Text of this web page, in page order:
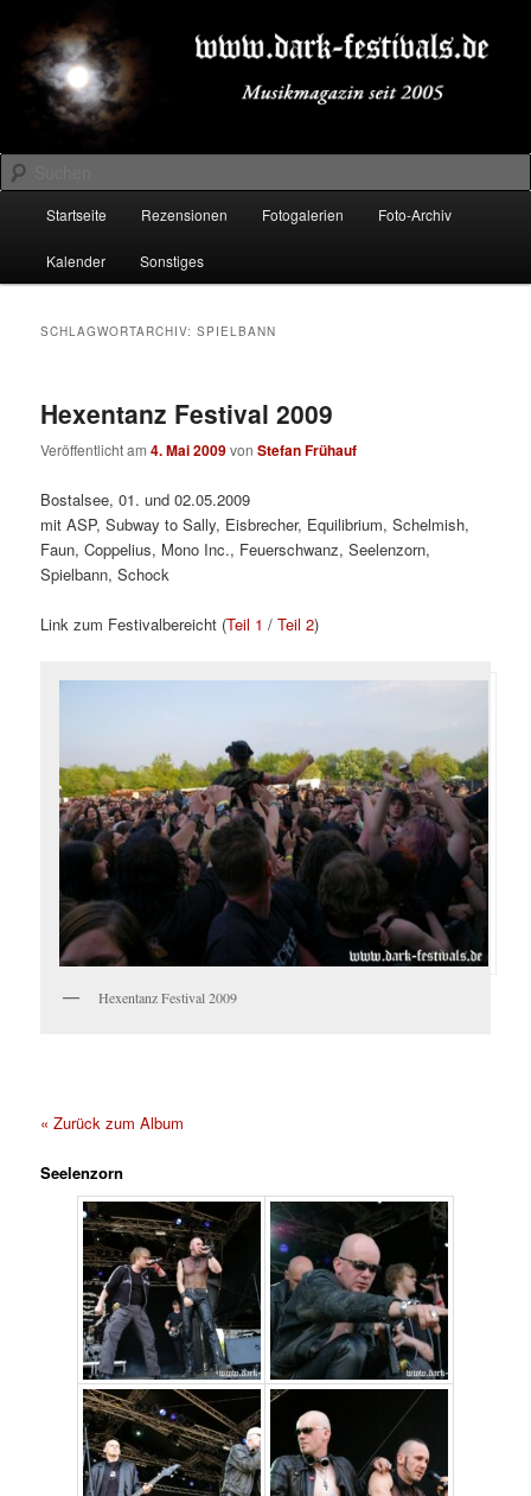
primären
Inhalt
springen
sekundären
Inhalt
springenDARK-FESTIVALS.DE
Suchen
Startseite Rezensionen Fotogalerien Foto-Archiv
Kalender Sonstiges
SCHLAGWORTARCHIV:SPIELBANN
Hexentanz Festival 2009
Veröffentlicht am4. Mai 2009vonStefan Frühauf
Bostalsee, 01. und 02.05.2009
mit ASP, Subway to Sally, Eisbrecher, Equilibrium, Schelmish,
Faun, Coppelius, Mono Inc., Feuerschwanz, Seelenzorn,
Spielbann, Schock
Link zum Festivalbereicht (Teil 1 /Teil 2)
Hexentanz Festival 2009
« Zurück zum Album
Seelenzorn